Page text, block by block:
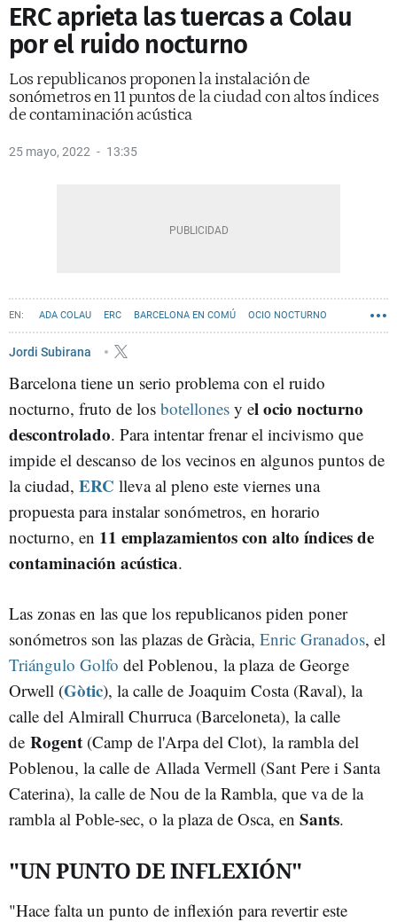
ERC aprieta las tuercas a Colau
por el ruido nocturno
Los republicanos proponen la instalación de
sonómetros en 11 puntos de la ciudad con altos índices
de contaminación acústica
25 mayo, 2022 13:35
ADA COLAU ERC BARCELONA EN COMÚ OCIO NOCTURNO
CIVISMO
Jordi Subirana
Barcelona tiene un serio problema con el ruido
nocturno, fruto de los botellones y el ocio nocturno
descontrolado. Para intentar frenar el incivismo que
impide el descanso de los vecinos en algunos puntos de
la ciudad, ERC lleva al pleno este viernes una
propuesta para instalar sonómetros, en horario
nocturno, en 11 emplazamientos con alto índices de
contaminación acústica.
Las zonas en las que los republicanos piden poner
sonómetros son las plazas de Gràcia, Enric Granados, el
Triángulo Golfo del Poblenou, la plaza de George
Orwell (Gòtic), la calle de Joaquim Costa (Raval), la
calle del Almirall Churruca (Barceloneta), la calle
de Rogent (Camp de l'Arpa del Clot), la rambla del
Poblenou, la calle de Allada Vermell (Sant Pere i Santa
Caterina), la calle de Nou de la Rambla, que va de la
rambla al Poble-sec, o la plaza de Osca, en Sants.
"UN PUNTO DE INFLEXIÓN"
"Hace falta un punto de inflexión para revertir este